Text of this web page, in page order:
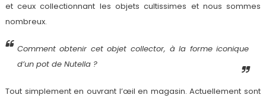
et ceux collectionnant les objets cultissimes et nous sommes
nombreux.
Comment obtenir cet objet collector, à la forme iconique
d’un pot de Nutella ?
Tout simplement en ouvrant l’œil en magasin. Actuellement sont